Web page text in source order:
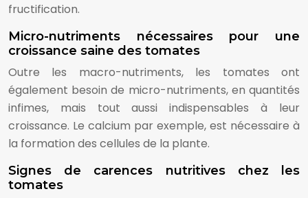
fructification.
Micro-nutriments nécessaires pour une
croissance saine des tomates
Outre les macro-nutriments, les tomates ont
également besoin de micro-nutriments, en quantités
infimes, mais tout aussi indispensables à leur
croissance. Le calcium par exemple, est nécessaire à
la formation des cellules de la plante.
Signes de carences nutritives chez les
tomates